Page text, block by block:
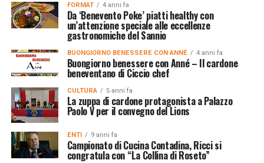
FORMAT 4 anni fa
Da ‘Benevento Poke’ piatti healthy con
un’attenzione speciale alle eccellenze
gastronomiche del Sannio
BUONGIORNO BENESSERE CON ANNÉ 4 anni fa
Buongiorno benessere con Anné – Il cardone
beneventano di Ciccio chef
CULTURA 5 anni fa
La zuppa di cardone protagonista a Palazzo
Paolo V per il convegno del Lions
ENTI 9 anni fa
Campionato di Cucina Contadina, Ricci si
congratula con “La Collina di Roseto”